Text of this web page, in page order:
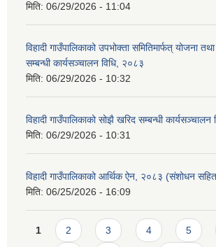
मिति: 06/29/2026 - 11:04
विहादी गाउँपालिकाको उपभोक्ता समितिमार्फत् योजना
सम्बन्धी कार्यसञ्चालन विधि, २०८३
मिति: 06/29/2026 - 10:32
विहादी गाउँपालिकाको सोझै खरिद सम्बन्धी
मिति: 06/29/2026 - 10:31
विहादी गाउँपालिकाको आर्थिक ऐन, २०८३ (संशोधन
मिति: 06/25/2026 - 16:09
Pages
1 2 3 4 5